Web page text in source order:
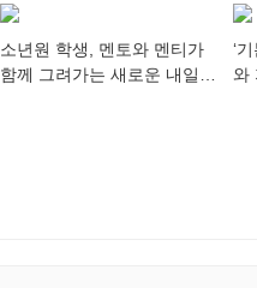
다”
소년원 학생, 멘토와 멘티가
함께 그려가는 새로운 내일
‘
와